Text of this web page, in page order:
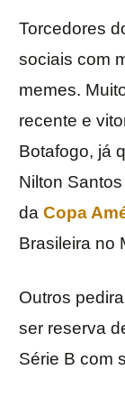
Torcedores
sociais com
memes.
recente e
Botafogo, já
Nilton
da Copa
Brasileira no
Outros
ser reserva
Série B com